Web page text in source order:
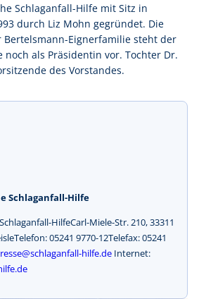
Schlaganfall-Hilfe mit Sitz in
durch Liz Mohn gegründet. Die
Bertelsmann-Eignerfamilie steht der
als Präsidentin vor. Tochter Dr.
des Vorstandes.
Schlaganfall-Hilfe
HilfeCarl-Miele-Str. 210, 33311
05241 9770-12Telefax: 05241
hilfe.de Internet: